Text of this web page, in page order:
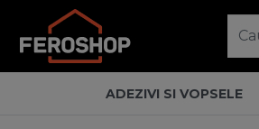
ADEZIVI SI VOPSELE